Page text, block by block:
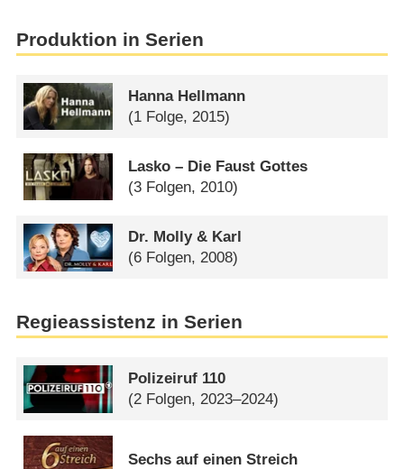
Produktion in Serien
Hanna Hellmann
(1 Folge, 2015)
Lasko – Die Faust Gottes
(3 Folgen, 2010)
Dr. Molly & Karl
(6 Folgen, 2008)
Regieassistenz in Serien
Polizeiruf 110
(2 Folgen, 2023–2024)
Sechs auf einen Streich